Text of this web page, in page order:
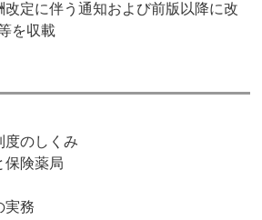
定に伴う通知および前版以降に改
を収載
のしくみ
険薬局
務